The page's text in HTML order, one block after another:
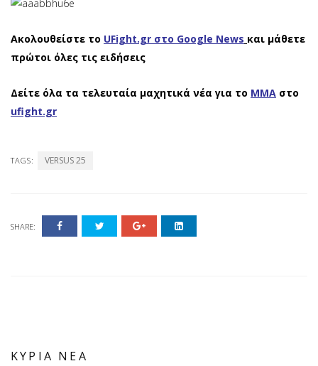
Ακολουθείστε το UFight.gr στο Google News και μάθετε
πρώτοι όλες τις ειδήσεις
Δείτε όλα τα τελευταία μαχητικά νέα για το ΜΜΑ στο
ufight.gr
TAGS: VERSUS 25
SHARE:
ΚΥΡΙΑ ΝΕΑ